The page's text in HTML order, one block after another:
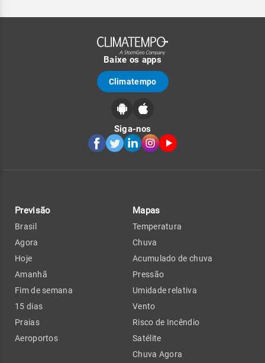
Baixe os apps
Climatempo
Siga-nos
Previsão
Brasil
Agora
Hoje
Amanhã
Fim de semana
15 dias
Praias
Aeroportos
Mapas
Temperatura
Chuva
Acumulado de chuva
Pressão
Umidade relativa
Vento
Risco de Incêndio
Satélite
Chuva Agora